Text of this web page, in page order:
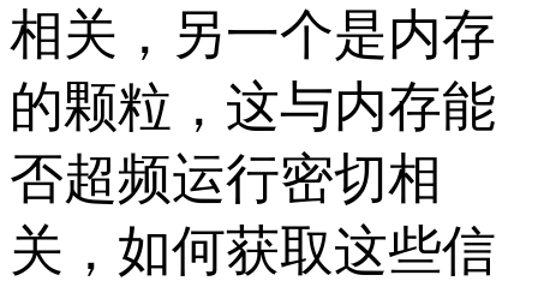
相关，另一个是内存
的颗粒，这与内存能
否超频运行密切相
关，如何获取这些信